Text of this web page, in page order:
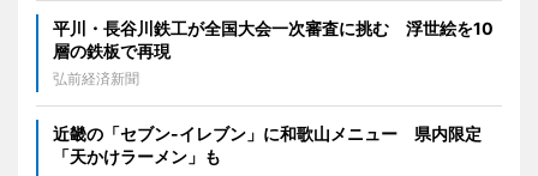
平川・長谷川鉄工が全国大会一次審査に挑む 浮世絵を10
層の鉄板で再現
弘前経済新聞
近畿の「セブン-イレブン」に和歌山メニュー 県内限定
「天かけラーメン」も